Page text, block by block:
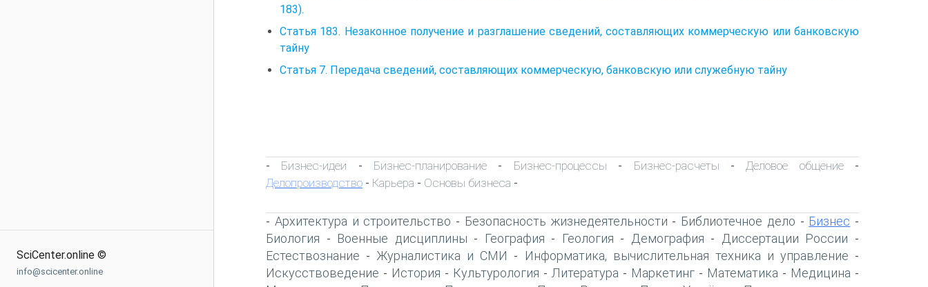
SciCenter.online ©
info@scicenter.online
183).
Статья 183. Незаконное получение и разглашение сведений, составляющих коммерческую или банковскую
тайну
Статья 7. Передача сведений, составляющих коммерческую, банковскую или служебную тайну
- Бизнес-идеи - Бизнес-планирование - Бизнес-процессы - Бизнес-расчеты - Деловое общение-
Делопроизводство - Карьера - Основы бизнеса -
- Архитектура и строительство - Безопасность жизнедеятельности - Библиотечное дело - Бизнес -
Биология - Военные дисциплины - География - Геология - Демография - Диссертации России -
Естествознание - Журналистика и СМИ - Информатика, вычислительная техника и управление -
Искусствоведение - История - Культурология - Литература - Маркетинг - Математика - Медицина -